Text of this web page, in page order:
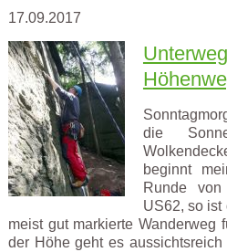
17.09.2017
die
beginnt
Runde
US62, so ist
meist gut markierte Wanderweg
der Höhe geht es